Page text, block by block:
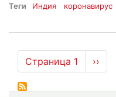
Теги Индия коронавирус
Нумерация
страниц
Страница 1 ››